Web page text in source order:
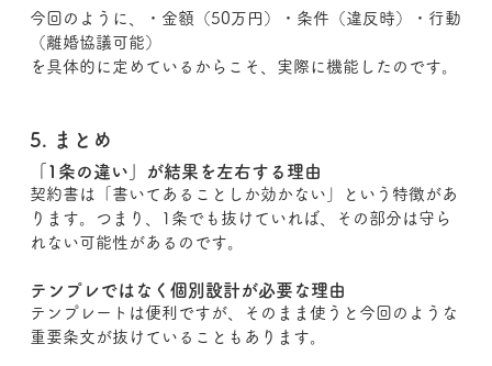
今回のように、・金額（50万円）・条件（違反時）・行動
（離婚協議可能）
を具体的に定めているからこそ、実際に機能したのです。
5. まとめ
「1条の違い」が結果を左右する理由
契約書は「書いてあることしか効かない」という特徴があ
ります。つまり、1条でも抜けていれば、その部分は守ら
れない可能性があるのです。
テンプレではなく個別設計が必要な理由
テンプレートは便利ですが、そのまま使うと今回のような
重要条文が抜けていることもあります。